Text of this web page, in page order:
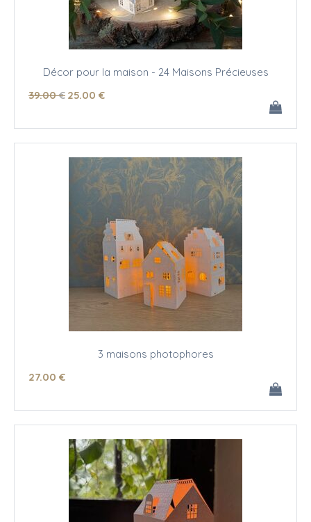
Décor pour la maison - 24 Maisons Précieuses
39.00 € 25.00 €
3 maisons photophores
27.00 €